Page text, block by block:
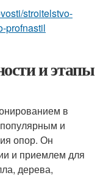
stroitelstvo-
profnastil
и этапы
в
и
опор. Он
и приемлем для
дерева,